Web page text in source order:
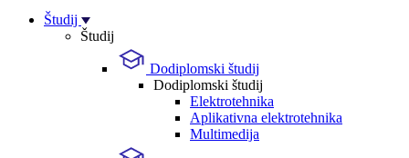
Študij
Študij
Dodiplomski študij
Dodiplomski študij
Elektrotehnika
Aplikativna elektrotehnika
Multimedija